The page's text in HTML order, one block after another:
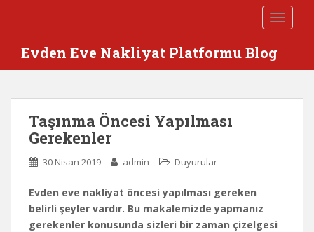
t
Evden Eve Nakliyat Platformu Blog
Taşınma Öncesi Yapılması
Gerekenler
30 Nisan 2019 admin Duyurular
Evden eve nakliyat öncesi yapılması gereken
belirli şeyler vardır. Bu makalemizde yapmanız
gerekenler konusunda sizleri bir zaman çizelgesi